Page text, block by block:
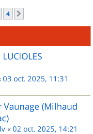
4
03 oct. 2025, 11:31
(Milhaud
« 02 oct. 2025, 14:21